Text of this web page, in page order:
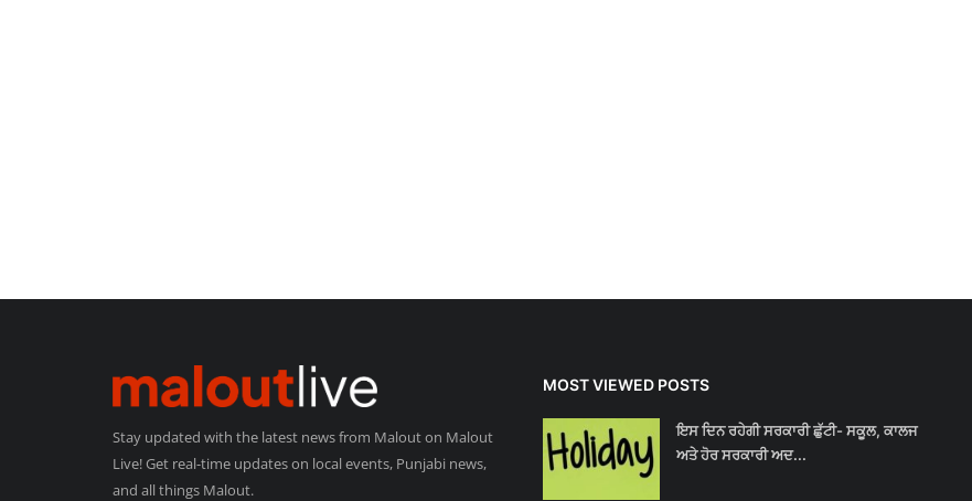
Stay updated with the latest news from Malout on Malout
Live! Get real-time updates on local events, Punjabi news,
and all things Malout.
MOST VIEWED POSTS
ਇਸ ਦਿਨ ਰਹੇਗੀ ਸਰਕਾਰੀ ਛੁੱਟੀ- ਸਕੂਲ, ਕਾਲਜ
ਅਤੇ ਹੋਰ ਸਰਕਾਰੀ ਅਦ...